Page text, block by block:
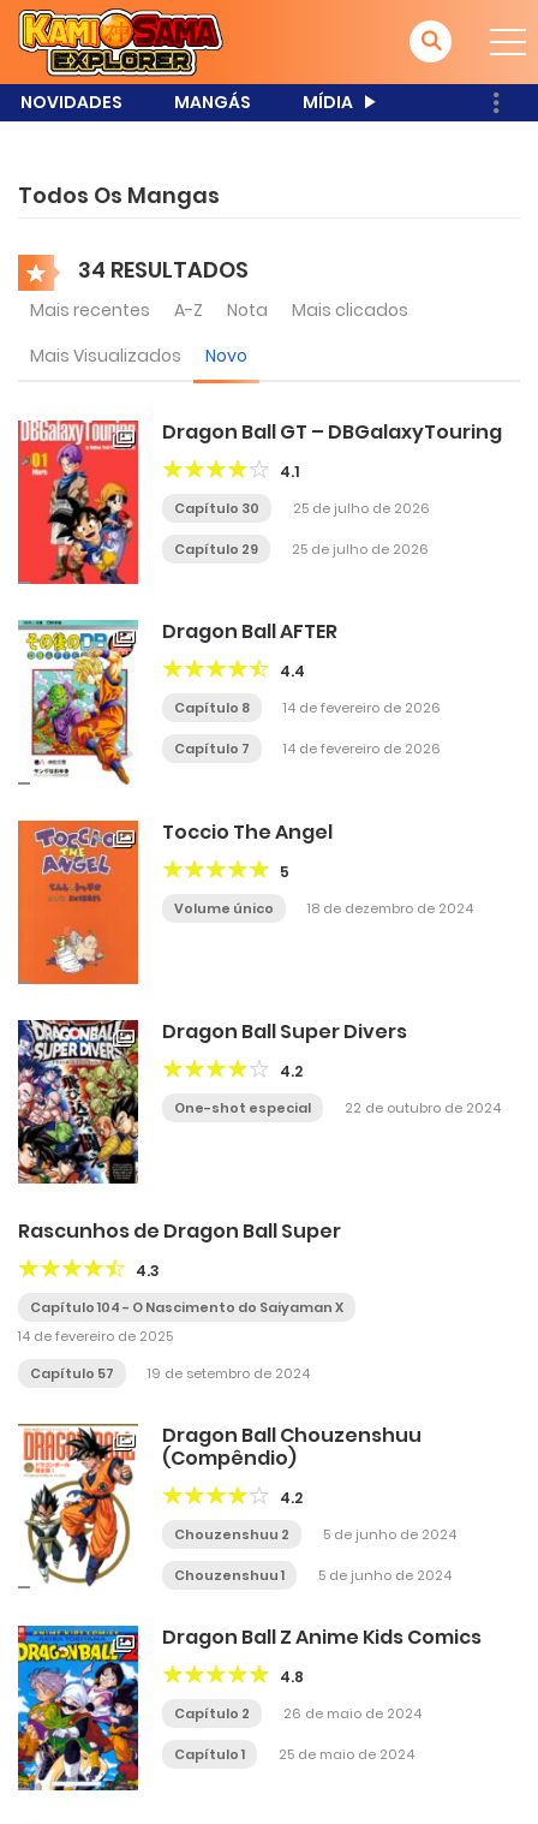
NOVIDADES MANGÁS MÍDIA
Todos Os Mangas
34 RESULTADOS
Mais recentes A-Z Nota
Mais clicados
Mais Visualizados
Novo
Dragon Ball GT – DBGalaxyTouring
4.1
Capítulo 30 25 de julho de 2026
Capítulo 29 25 de julho de 2026
Dragon Ball AFTER
4.4
Capítulo 8 14 de fevereiro de 2026
Capítulo 7 14 de fevereiro de 2026
Toccio The Angel
5
Volume único 18 de dezembro de 2024
Dragon Ball Super Divers
4.2
One-shot especial 22 de outubro de 2024
Rascunhos de Dragon Ball Super
4.3
Capítulo 104 - O Nascimento do Saiyaman X
14 de fevereiro de 2025
Capítulo 57
19 de setembro de 2024
Dragon Ball Chouzenshuu
(Compêndio)
4.2
Chouzenshuu 2 5 de junho de 2024
Chouzenshuu 1 5 de junho de 2024
Dragon Ball Z Anime Kids Comics
4.8
Capítulo 2 26 de maio de 2024
Capítulo 1 25 de maio de 2024